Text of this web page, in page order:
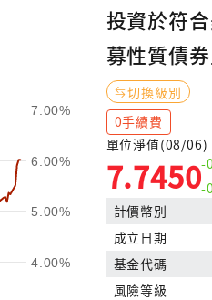
4.00%
5.00%
6.00%
7.00%
投資於符
募性質債
切換級別
0手續費
單位淨值(08/06)
7.7450-
-
計價幣別
成立日期
基金代碼
風險等級